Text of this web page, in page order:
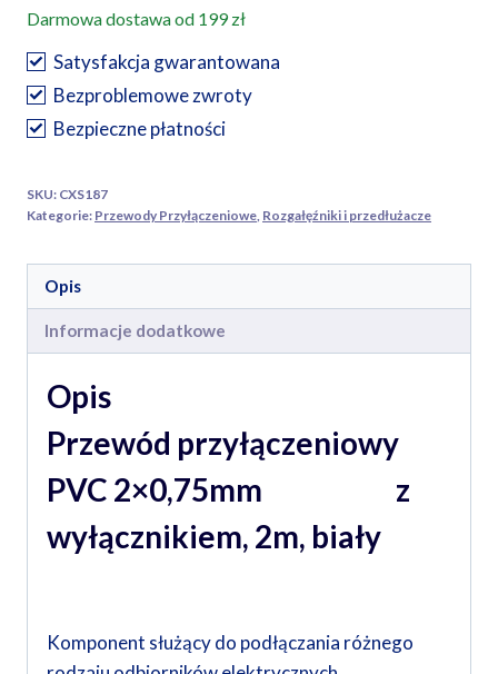
przyłączeniowy
PVC
2x0,75mm
z
wyłącznikiem,2m,
Darmowa dostawa od 199 zł
Satysfakcja gwarantowana
Bezproblemowe zwroty
Bezpieczne płatności
SKU: CXS187
Kategorie: Przewody Przyłączeniowe Rozgałęźniki i przedłużacze
Opis
Informacje dodatkowe
Opis
Przewód przyłączeniowy
PVC 2×0,75mm z
wyłącznikiem, 2m, biały
Komponent służący do podłączania różnego